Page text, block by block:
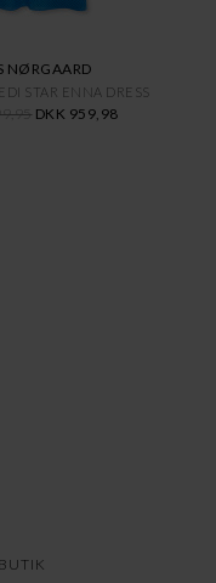
NØRGAARD
STAR ENNA DRESS
DKK 959,98